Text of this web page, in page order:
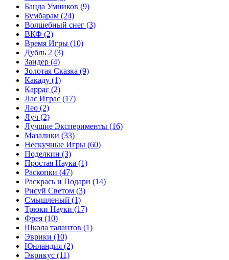
Банда Умников (9)
Бумбарам (24)
Волшебный снег (3)
ВКФ (2)
Время Игры (10)
Дубль 2 (3)
Зандер (4)
Золотая Сказка (9)
Какаду (1)
Каррас (2)
Лас Играс (17)
Лео (2)
Луч (2)
Лучшие Эксперименты (16)
Мазалики (33)
Нескучные Игры (60)
Поделкин (3)
Простая Наука (1)
Раскопки (47)
Раскрась и Подари (14)
Рисуй Светом (3)
Смышленый (1)
Трюки Науки (17)
Фрея (10)
Школа талантов (1)
Эврики (10)
Юнландия (2)
Эврикус (11)